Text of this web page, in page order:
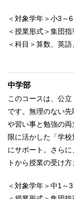
＜対象学年＞小3～6
＜授業形式＞集団指
＜科目＞算数、英語
中学部
このコースは、公
です。無理のない
や習い事と勉強の
限に活かした「学
にサポート。さら
トから授業の受け方
＜対象学年＞中1～3